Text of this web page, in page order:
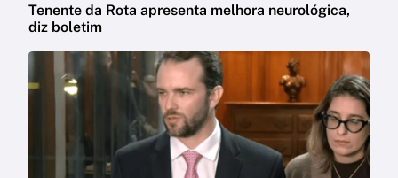
Tenente da Rota apresenta melhora neurológica,
diz boletim